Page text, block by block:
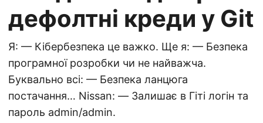
дефолтні креди у Git
Я: — Кібербезпека це важко. Ще я: — Безпека
програмної розробки чи не найважча.
Буквально всі: — Безпека ланцюга
постачання… Nissan: — Залишає в Гіті логін та
пароль admin/admin.